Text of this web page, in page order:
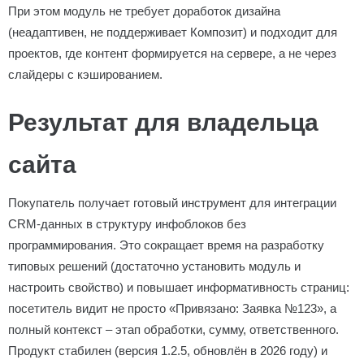
При этом модуль не требует доработок дизайна
(неадаптивен, не поддерживает Композит) и подходит для
проектов, где контент формируется на сервере, а не через
слайдеры с кэшированием.
Результат для владельца
сайта
Покупатель получает готовый инструмент для интеграции
CRM-данных в структуру инфоблоков без
программирования. Это сокращает время на разработку
типовых решений (достаточно установить модуль и
настроить свойство) и повышает информативность страниц:
посетитель видит не просто «Привязано: Заявка №123», а
полный контекст – этап обработки, сумму, ответственного.
Продукт стабилен (версия 1.2.5, обновлён в 2026 году) и